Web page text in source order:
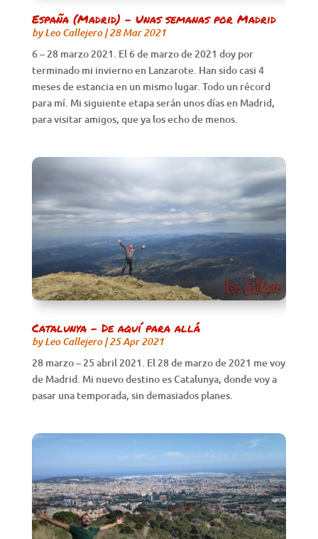
España (Madrid) – Unas semanas por Madrid
byLeo Callejero|28 Mar 2021
6 – 28 marzo 2021. El 6 de marzo de 2021 doy por
terminado mi invierno en Lanzarote. Han sido casi 4
meses de estancia en un mismo lugar. Todo un récord
para mí. Mi siguiente etapa serán unos días en Madrid,
para visitar amigos, que ya los echo de menos.
Catalunya – De aquí para allá
byLeo Callejero|25 Apr 2021
28 marzo – 25 abril 2021. El 28 de marzo de 2021 me voy
de Madrid. Mi nuevo destino es Catalunya, donde voy a
pasar una temporada, sin demasiados planes.